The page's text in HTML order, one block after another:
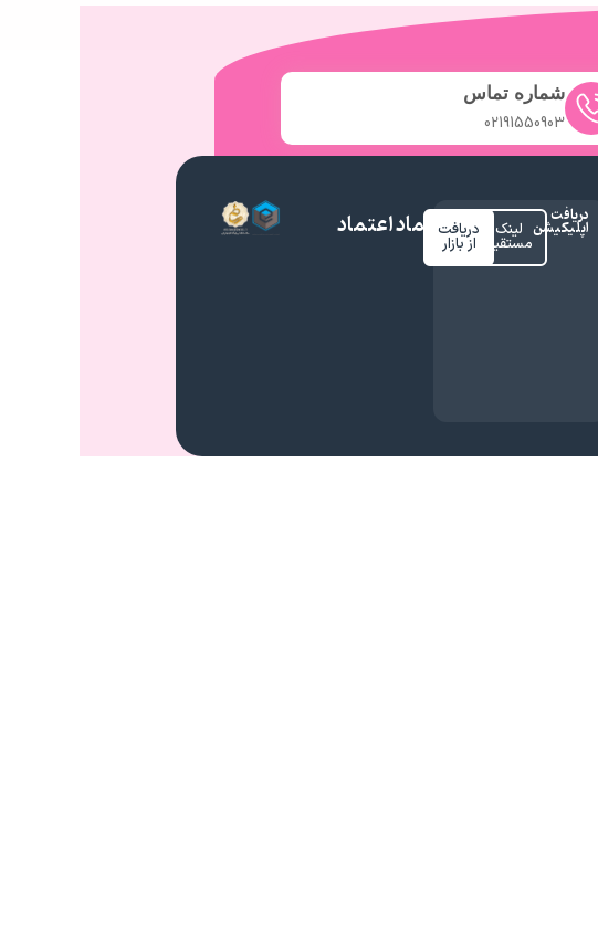
شماره تماس
02191550903
دریافت
اپلیکیشن لینک
مستقیم
دریافت
از بازار نماد اعتماد